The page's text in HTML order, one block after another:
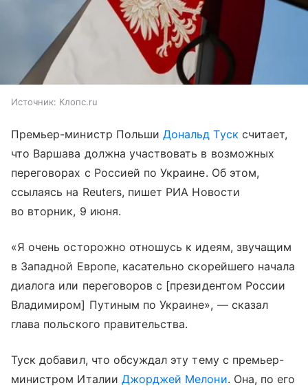
Источник: Клопс.ru
Премьер-министр ПольшиДональд Туск считает,
что Варшава должна участвовать в возможных
переговорах с Россией по Украине. Об этом,
ссылаясь на Reuters, пишет РИА Новости
во вторник, 9 июня.
«Я очень осторожно отношусь к идеям, звучащим
в Западной Европе, касательно скорейшего начала
диалога или переговоров с [президентом России
Владимиром] Путиным по Украине», — сказал
глава польского правительства.
Туск добавил, что обсуждал эту тему с премьер-
министром Италии Джорджей Мелони. Она, по его